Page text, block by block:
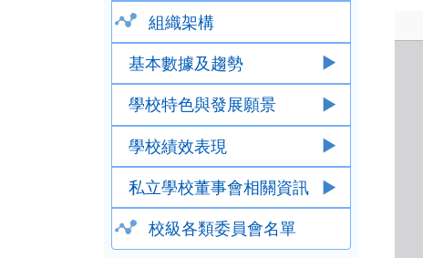
組織架構
基本數據及趨勢
學校特色與發展願景
學校績效表現
私立學校董事會相關資訊
校級各類委員會名單